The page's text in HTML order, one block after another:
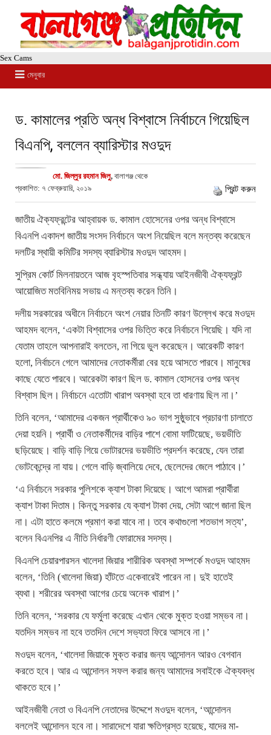
Sex Cams
মেনুবার
ড. কামালের প্রতি অন্ধ বিশ্বাসে নির্বাচনে গিয়েছিল
বিএনপি, বললেন ব্যারিস্টার মওদুদ
মো. জিল্লুর রহমান জিলু, বালাগঞ্জ থেকে
প্রকাশিত: ৭ ফেব্রুয়ারি, ২০১৯
প্রিন্ট করুন
জাতীয় ঐক্যফ্রন্টের আহ্বায়ক ড. কামাল হোসেনের ওপর অন্ধ বিশ্বাসে
বিএনপি একাদশ জাতীয় সংসদ নির্বাচনে অংশ নিয়েছিল বলে মন্তব্য করেছেন
দলটির স্থায়ী কমিটির সদস্য ব্যারিস্টার মওদুদ আহমদ।
সুপ্রিম কোর্ট মিলনায়তনে আজ বৃহস্পতিবার সন্ধ্যায় আইনজীবী ঐক্যফ্রন্ট
আয়োজিত মতবিনিময় সভায় এ মন্তব্য করেন তিনি।
দলীয় সরকারের অধীনে নির্বাচনে অংশ নেয়ার তিনটি কারণ উল্লেখ করে মওদুদ
আহমদ বলেন, ‘একটা বিশ্বাসের ওপর ভিত্তি করে নির্বাচনে গিয়েছি। যদি না
যেতাম তাহলে আপনারাই বলতেন, না গিয়ে ভুল করেছেন। আরেকটি কারণ
হলো, নির্বাচনে গেলে আমাদের নেতাকর্মীরা বের হয়ে আসতে পারবে। মানুষের
কাছে যেতে পারবে। আরেকটা কারণ ছিল ড. কামাল হোসনের ওপর অন্ধ
বিশ্বাস ছিল। নির্বাচনে এতোটা খারাপ অবস্থা হবে তা ধারণায় ছিল না।’
তিনি বলেন, ‘আমাদের একজন প্রার্থীকেও ৯০ ভাগ সুষ্ঠুভাবে প্রচারণা চালাতে
দেয়া হয়নি। প্রার্থী ও নেতাকর্মীদের বাড়ির পাশে বোমা ফাটিয়েছে, ভয়ভীতি
ছড়িয়েছে। বাড়ি বাড়ি গিয়ে ভোটারদের ভয়ভীতি প্রদর্শন করেছে, যেন তারা
ভোটকেন্দ্রে না যায়। গেলে বাড়ি জ্বালিয়ে দেবে, ছেলেদের জেলে পাঠাবে।’
‘এ নির্বাচনে সরকার পুলিশকে ক্যাশ টাকা দিয়েছে। আগে আমরা প্রার্থীরা
ক্যাশ টাকা দিতাম। কিন্তু সরকার যে ক্যাশ টাকা দেয়, সেটা আগে জানা ছিল
না। এটা হাতে কলমে প্রমাণ করা যাবে না। তবে কথাগুলো শতভাগ সত্য’,
বলেন বিএনপির এ নীতি নির্ধারণী ফোরামের সদস্য।
বিএনপি চেয়ারপারসন খালেদা জিয়ার শারীরিক অবস্থা সম্পর্কে মওদুদ আহমদ
বলেন, ‘তিনি (খালেদা জিয়া) হাঁটতে একেবারেই পারেন না। দুই হাতেই
ব্যথা। শরীরের অবস্থা আগের চেয়ে অনেক খারাপ।’
তিনি বলেন, ‘সরকার যে ফর্মুলা করেছে এখান থেকে মুক্ত হওয়া সম্ভব না।
যতদিন সম্ভব না হবে ততদিন দেশে সভ্যতা ফিরে আসবে না।’
মওদুদ বলেন, ‘খালেদা জিয়াকে মুক্ত করার জন্য আন্দোলন আরও বেগবান
করতে হবে। আর এ আন্দোলন সফল করার জন্য আমাদের সবাইকে ঐক্যবদ্ধ
থাকতে হবে।’
আইনজীবী নেতা ও বিএনপি নেতাদের উদ্দেশে মওদুদ বলেন, ‘আন্দোলন
বললেই আন্দোলন হবে না। সারাদেশে যারা ক্ষতিগ্রস্ত হয়েছে, যাদের মা-